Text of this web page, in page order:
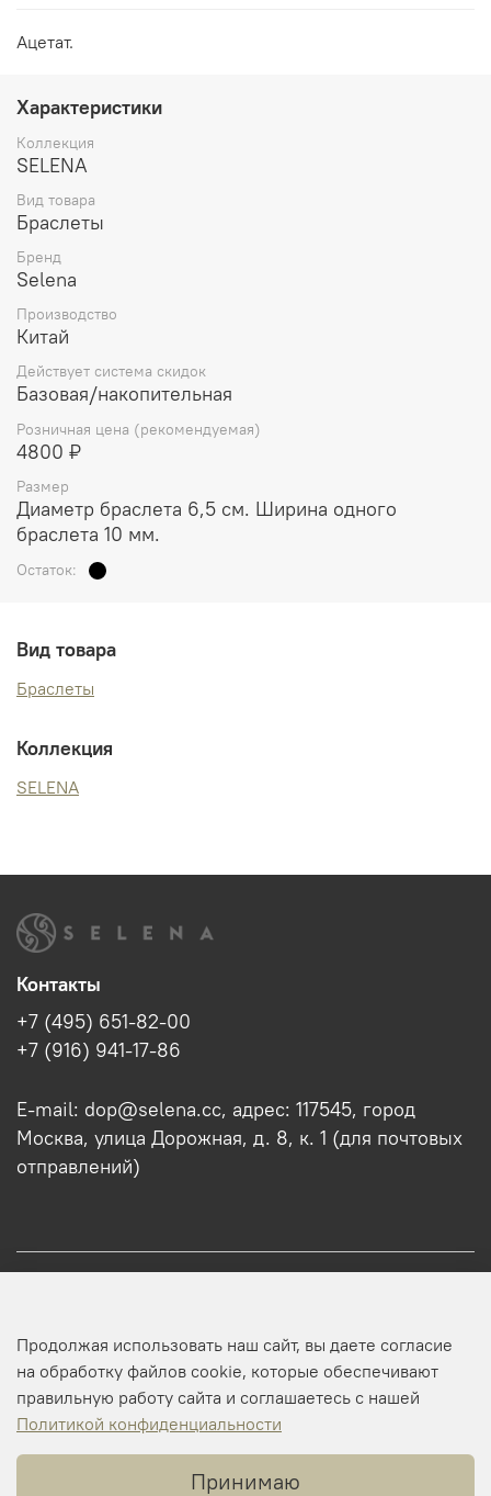
Ацетат.
Характеристики
Коллекция
SELENA
Вид товара
Браслеты
Бренд
Selena
Производство
Китай
Действует система скидок
Базовая/накопительная
Розничная цена (рекомендуемая)
4800 ₽
Размер
Диаметр браслета 6,5 см. Ширина одного
браслета 10 мм.
Остаток:
Вид товара
Браслеты
Коллекция
SELENA
Оптовикам
Профиль
Контакты
+7 (495) 651-82-00
+7 (916) 941-17-86
E-mail: dop@selena.cc, адрес: 117545, город
Москва, улица Дорожная, д. 8, к. 1 (для почтовых
отправлений)
Продолжая использовать наш сайт, вы даете согласие
на обработку файлов cookie, которые обеспечивают
правильную работу сайта и соглашаетесь с нашей
Политикой конфиденциальности
Принимаю